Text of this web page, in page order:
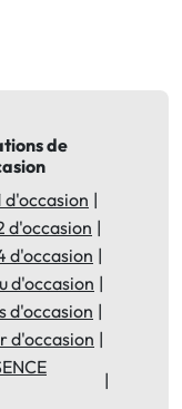
de
d'occasion
d'occasion
d'occasion
d'occasion
d'occasion
d'occasion